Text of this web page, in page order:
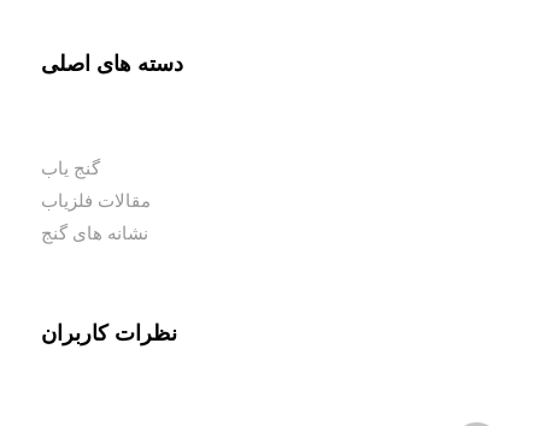
دسته های اصلی
گنج یاب
مقالات فلزیاب
نشانه های گنج
نظرات کاربران